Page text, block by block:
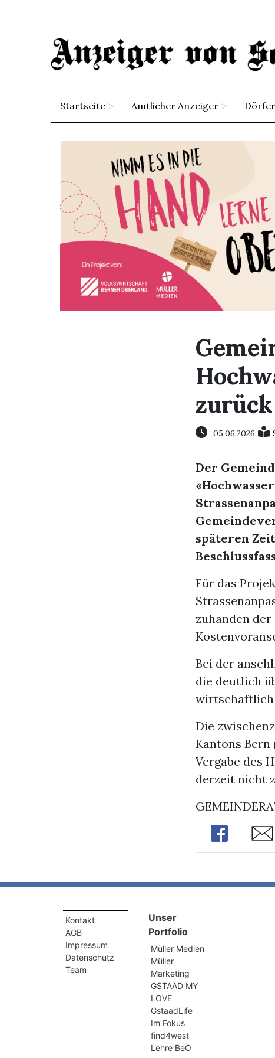
Startseite Amtlicher Anzeiger Dörfer
zurück
05.06.2026
Der
späteren
Für das
zuhanden
Bei der
die deutlich
wirtschaftlich
Die
Kantons Bern
Vergabe des
derzeit nicht
Share
Share
Kontakt
AGB
Impressum
Datenschutz
Team
Unser
Portfolio
Müller Medien
Müller
Marketing
GSTAAD MY
LOVE
GstaadLife
Im Fokus
find4west
Lehre BeO